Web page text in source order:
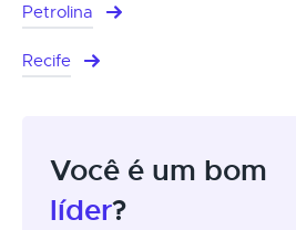
Petrolina
Recife
Você é um bom
líder?